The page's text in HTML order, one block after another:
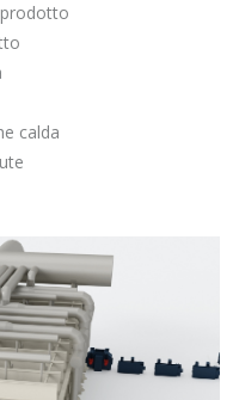
calda